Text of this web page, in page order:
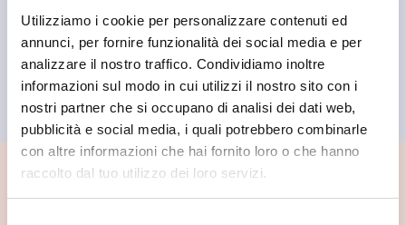
Utilizziamo i cookie per personalizzare contenuti ed
annunci, per fornire funzionalità dei social media e per
analizzare il nostro traffico. Condividiamo inoltre
informazioni sul modo in cui utilizzi il nostro sito con i
nostri partner che si occupano di analisi dei dati web,
pubblicità e social media, i quali potrebbero combinarle
con altre informazioni che hai fornito loro o che hanno
raccolto dal tuo utilizzo dei loro servizi.
Aprica
Aprica on line
📍 Cosa vedere nei dintorni